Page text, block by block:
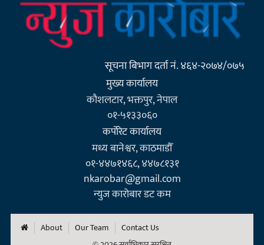
सूचना बिभाग दर्ता नं. ४६४-२०७४/०७५
मुख्य कार्यालय
कौशलटार, भक्तपुर, नेपाल
०१-५१३३०६०
कर्पाेरेट कार्यालय
मध्य बानेश्वर, काठमाडौँ
०१-४४७१४६८, ४४७८१३१
nkarobar@gmail.com
न्युज कारोबार डट कम
About Our Team
Contact Us